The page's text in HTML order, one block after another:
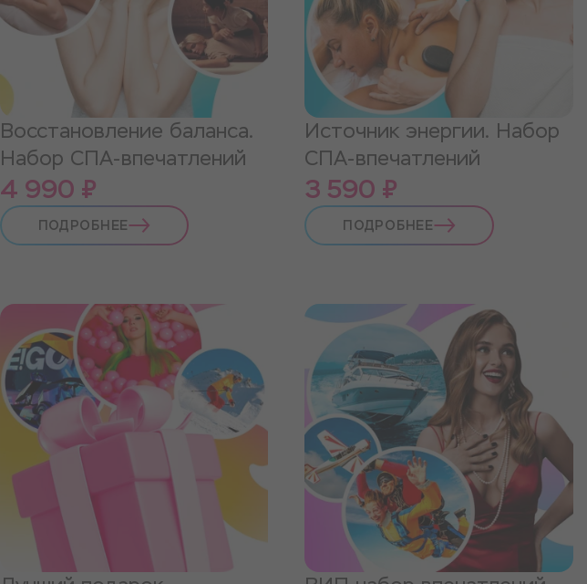
Восстановление баланса.
Набор СПА-впечатлений
4 990 ₽
ПОДРОБНЕЕ
Источник энергии. Набор
СПА-впечатлений
3 590 ₽
ПОДРОБНЕЕ